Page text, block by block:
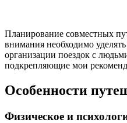
Планирование совместных
внимания необходимо
организации поездок с
подкрепляющие мои
Особенности
Физическое и